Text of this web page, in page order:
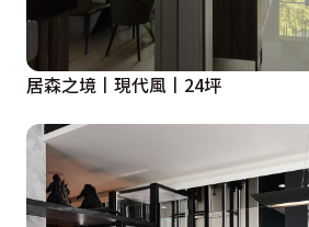
居森之境丨現代風丨24坪